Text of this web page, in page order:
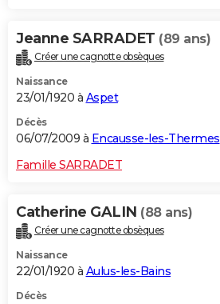
Jeanne SARRADET (89 ans)
Créer une cagnotte obsèques
Naissance
23/01/1920 à Aspet
Décès
06/07/2009 à Encausse-les-Thermes
Famille SARRADET
Catherine GALIN (88 ans)
Créer une cagnotte obsèques
Naissance
22/01/1920 à Aulus-les-Bains
Décès